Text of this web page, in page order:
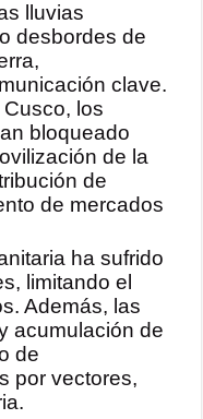
lluvias
desbordes de
clave.
los
bloqueado
de la
de
de mercados
ha sufrido
limitando el
Además, las
acumulación de
de
por vectores,